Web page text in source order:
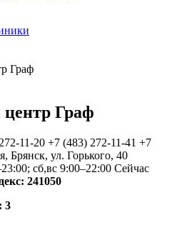
Граф
Граф
11-20 +7 (483) 272-11-41 +7
, Брянск, ул. Горького, 40
сб,вс 9:00–22:00 Сейчас
241050
3